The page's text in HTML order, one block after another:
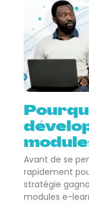
Avant de se
rapidement
stratégie
modules e-